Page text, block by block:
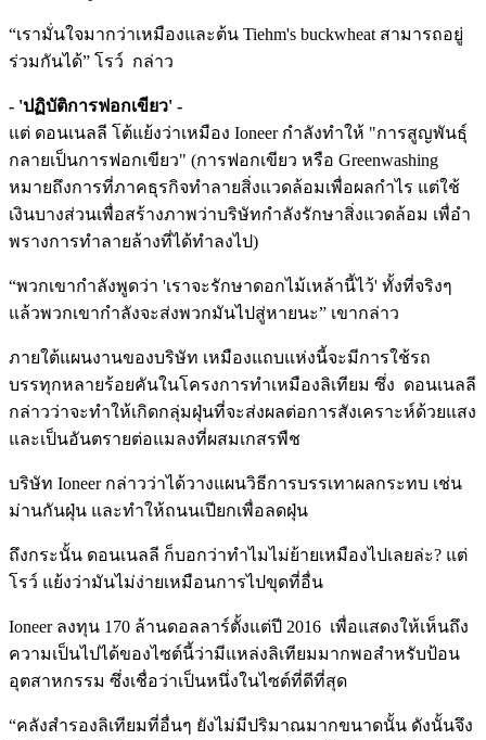
“เรามั่นใจมากว่าเหมืองและต้น Tiehm's buckwheat สามารถอยู่
ร่วมกันได้” โรว์ กล่าว
- 'ปฏิบัติการฟอกเขียว' -
แต่ ดอนเนลลี โต้แย้งว่าเหมือง Ioneer กำลังทำให้ "การสูญพันธุ์
กลายเป็นการฟอกเขียว" (การฟอกเขียว หรือ Greenwashing
หมายถึงการที่ภาคธุรกิจทำลายสิ่งแวดล้อมเพื่อผลกำไร แต่ใช้
เงินบางส่วนเพื่อสร้างภาพว่าบริษัทกำลังรักษาสิ่งแวดล้อม เพื่อำ
พรางการทำลายล้างที่ได้ทำลงไป)
“พวกเขากำลังพูดว่า 'เราจะรักษาดอกไม้เหล้านี้ไว้' ทั้งที่จริงๆ
แล้วพวกเขากำลังจะส่งพวกมันไปสู่หายนะ” เขากล่าว
ภายใต้แผนงานของบริษัท เหมืองแถบแห่งนี้จะมีการใช้รถ
บรรทุกหลายร้อยคันในโครงการทำเหมืองลิเทียม ซึ่ง ดอนเนลลี
กล่าวว่าจะทำให้เกิดกลุ่มฝุ่นที่จะส่งผลต่อการสังเคราะห์ด้วยแสง
และเป็นอันตรายต่อแมลงที่ผสมเกสรพืช
บริษัท Ioneer กล่าวว่าได้วางแผนวิธีการบรรเทาผลกระทบ เช่น
ม่านกันฝุ่น และทำให้ถนนเปียกเพื่อลดฝุ่น
ถึงกระนั้น ดอนเนลลี ก็บอกว่าทำไมไม่ย้ายเหมืองไปเลยล่ะ? แต่
โรว์ แย้งว่ามันไม่ง่ายเหมือนการไปขุดที่อื่น
Ioneer ลงทุน 170 ล้านดอลลาร์ตั้งแต่ปี 2016 เพื่อแสดงให้เห็นถึง
ความเป็นไปได้ของไซต์นี้ว่ามีแหล่งลิเทียมมากพอสำหรับป้อน
อุตสาหกรรม ซึ่งเชื่อว่าเป็นหนึ่งในไซต์ที่ดีที่สุด
“คลังสำรองลิเทียมที่อื่นๆ ยังไม่มีปริมาณมากขนาดนั้น ดังนั้นจึง